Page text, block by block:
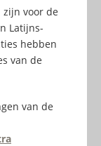
voor de
Latijns-
hebben
van de
van de